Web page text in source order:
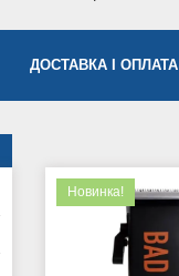
ДОСТАВКА І ОПЛАТА
Новинка!